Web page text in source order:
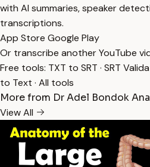
with AI summaries, speaker
transcriptions.
App Store Google Play
Or transcribe another YouTube
Free tools: TXT to SRT · SRT
to Text · All tools
More from Dr Adel Bondok
View All